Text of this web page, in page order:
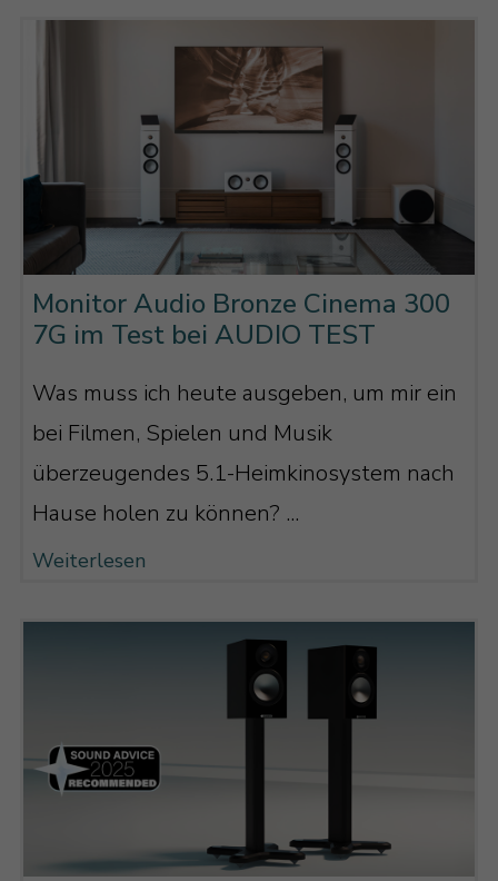
Monitor Audio Bronze Cinema 300
7G im Test bei AUDIO TEST
Was muss ich heute ausgeben, um mir ein
bei Filmen, Spielen und Musik
überzeugendes 5.1-Heimkinosystem nach
Hause holen zu können? ...
Weiterlesen